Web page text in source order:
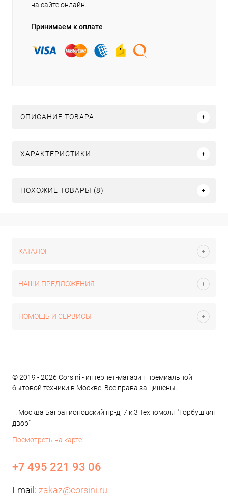
на сайте онлайн.
Принимаем к оплате
ОПИСАНИЕ ТОВАРА
ХАРАКТЕРИСТИКИ
ПОХОЖИЕ ТОВАРЫ (8)
КАТАЛОГ
НАШИ ПРЕДЛОЖЕНИЯ
ПОМОЩЬ И СЕРВИСЫ
© 2019 - 2026 Corsini - интернет-магазин премиальной
бытовой техники в Москве. Все права защищены.
г. Москва Багратионовский пр-д, 7 к.3 Техномолл "Горбушкин
двор"
Посмотреть на карте
+7 495 221 93 06
Email: zakaz@corsini.ru